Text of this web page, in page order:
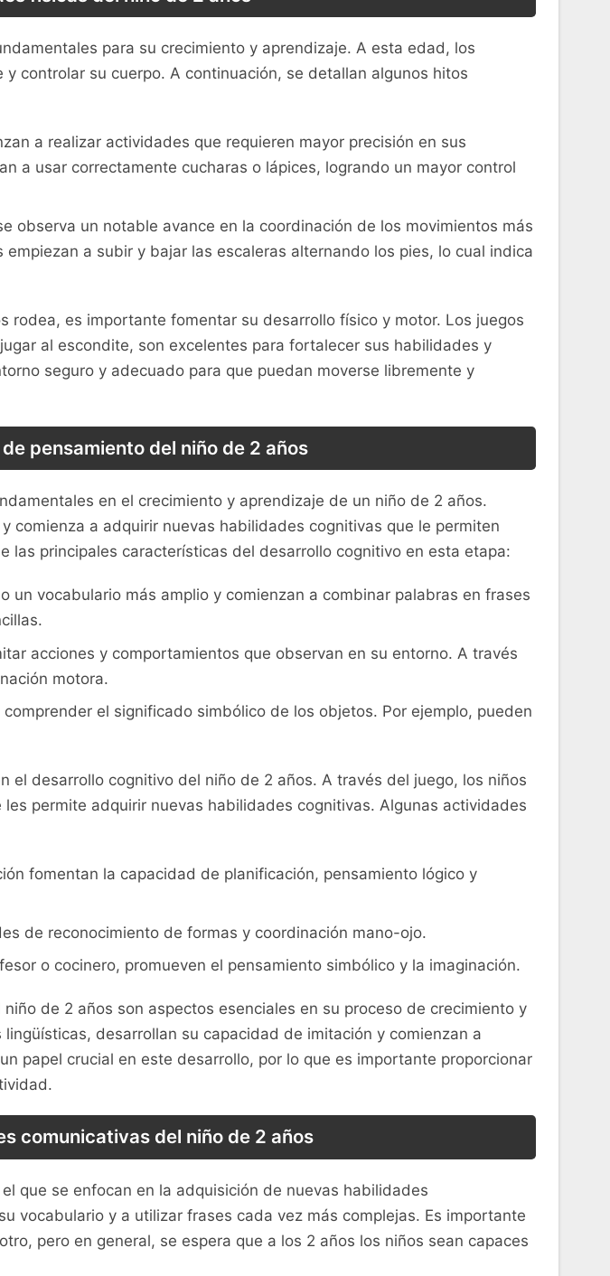
para su crecimiento y aprendizaje. A esta edad, ⁣los
controlar su cuerpo. A continuación, se detallan algunos hitos
a realizar actividades que requieren mayor precisión en sus
a ⁤usar ‍correctamente ‍cucharas o lápices, logrando un mayor control‍
observa un⁣ notable avance en la coordinación de los‍ movimientos más
a subir y bajar las escaleras alternando los pies,⁢ lo cual indica
es importante fomentar su‌ desarrollo físico y motor. Los juegos
al escondite, son excelentes para fortalecer sus habilidades y
seguro⁤ y adecuado para que puedan moverse‍ libremente y
pensamiento del niño de 2 años
en‌ el crecimiento ‌y aprendizaje de un niño de 2 años.
comienza a adquirir⁤ nuevas habilidades⁣ cognitivas⁣ que le permiten
‌principales características del⁢ desarrollo cognitivo‍ en esta etapa:
vocabulario​ más⁤ amplio ⁢y comienzan a combinar palabras‍ en frases
acciones y comportamientos que ⁤observan en su entorno. A través⁣
‌motora.
el significado simbólico⁤ de los objetos. Por ejemplo, pueden
desarrollo cognitivo ​del niño de 2 años. A través del juego, los niños
permite adquirir nuevas habilidades ⁣cognitivas. Algunas actividades
fomentan la capacidad de planificación, pensamiento lógico y
de reconocimiento de ​formas‌ y coordinación ⁤mano-ojo.
o cocinero, promueven el⁢ pensamiento simbólico y⁤ la imaginación.
de 2‌ años son ⁣aspectos esenciales en⁢ su proceso ​de crecimiento y
desarrollan su capacidad de imitación y ⁤comienzan⁣ a
papel crucial ​en este desarrollo, por lo⁤ que es importante proporcionar
comunicativas del niño de 2 ⁢años
que se enfocan ‍en la adquisición ‍de nuevas habilidades
vocabulario y a utilizar frases ‌cada vez más ‌complejas. Es importante
pero ⁣en general, se espera que ⁤a los‌ 2 años ⁤los niños‌ sean ​capaces